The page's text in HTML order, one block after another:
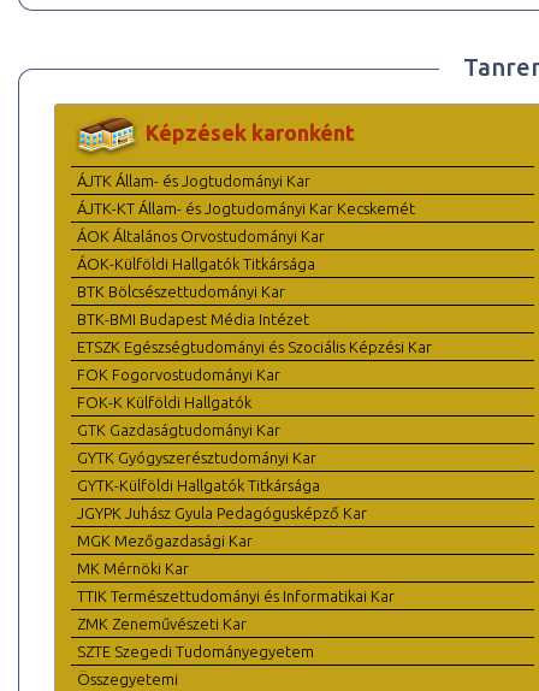
Képzések karonként
ÁJTK Állam- és Jogtudományi Kar
ÁJTK-KT Állam- és Jogtudományi Kar Kecskemét
ÁOK Általános Orvostudományi Kar
ÁOK-Külföldi Hallgatók Titkársága
BTK Bölcsészettudományi Kar
BTK-BMI Budapest Média Intézet
ETSZK Egészségtudományi és Szociális Képzési Kar
FOK Fogorvostudományi Kar
FOK-K Külföldi Hallgatók
GTK Gazdaságtudományi Kar
GYTK Gyógyszerésztudományi Kar
GYTK-Külföldi Hallgatók Titkársága
JGYPK Juhász Gyula Pedagógusképző Kar
MGK Mezőgazdasági Kar
MK Mérnöki Kar
TTIK Természettudományi és Informatikai Kar
ZMK Zeneművészeti Kar
SZTE Szegedi Tudományegyetem
Összegyetemi